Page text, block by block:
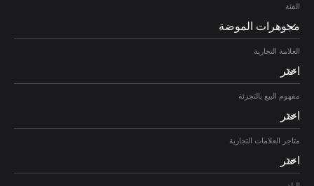
الفئة
مجوهرات الموضة
العلامة التجارية
اختر
مفهوم البيع بالتجزئة
اختر
متاجر العلامات التجارية
اختر